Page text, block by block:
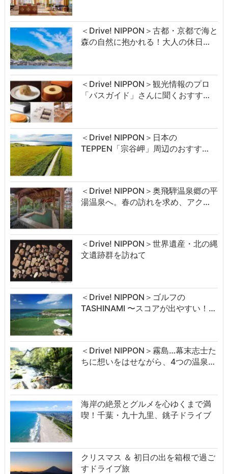
＜Drive! NIPPON＞古都・京都で海と
森の自然に抱かれる！大人の休日…
＜Drive! NIPPON＞観光情報のプロ
「バスガイド」さんに聞くおすす…
＜Drive! NIPPON＞日本の
TEPPEN「宗谷岬」周辺のおすす…
＜Drive! NIPPON＞奥飛騨温泉郷の平
湯温泉へ。春の訪れを求め、アク…
＜Drive! NIPPON＞世界遺産・北の縄
文遺跡群を訪ねて
＜Drive! NIPPON＞ゴルフの
TASHINAMI 〜スコアが出やすい！…
＜Drive! NIPPON＞霧島…幕末志士た
ちに想いをはせながら、4つの温泉…
海岸の絶景とグルメを心ゆくまで満
喫！千葉・九十九里、銚子ドライブ
クリスマス ＆ 初日の出を箱根で過ご
すドライブ旅